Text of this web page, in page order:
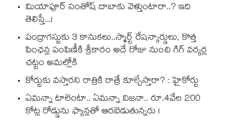
మియాపూర్ సంతోష్ దాబాకు వెళ్తుంటారా..? ఇది
తెలిస్తే...!
పంద్రాగస్టుకు 3 కానుకలు..స్మార్ట్ రేషన్కార్డులు, కొత్త
పింఛన్ల పంపిణీకి శ్రీకారం అదే రోజు నుంచి గిగ్ వర్కర్ల
చట్టం అమల్లోకి
కోర్టుకు వస్తారని రాత్రికి రాత్రే కూల్చేస్తారా? : హైకోర్టు
ఏమన్నా టాలెంటా.. ఏమన్నా విజనా.. రూ.4వేల 200
కోట్ల రోడ్డును ఫ్యాన్లతో ఆరబెడుతున్నరు !